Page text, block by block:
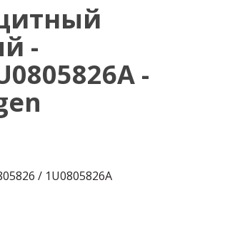
-
-
/ 1U0805826A